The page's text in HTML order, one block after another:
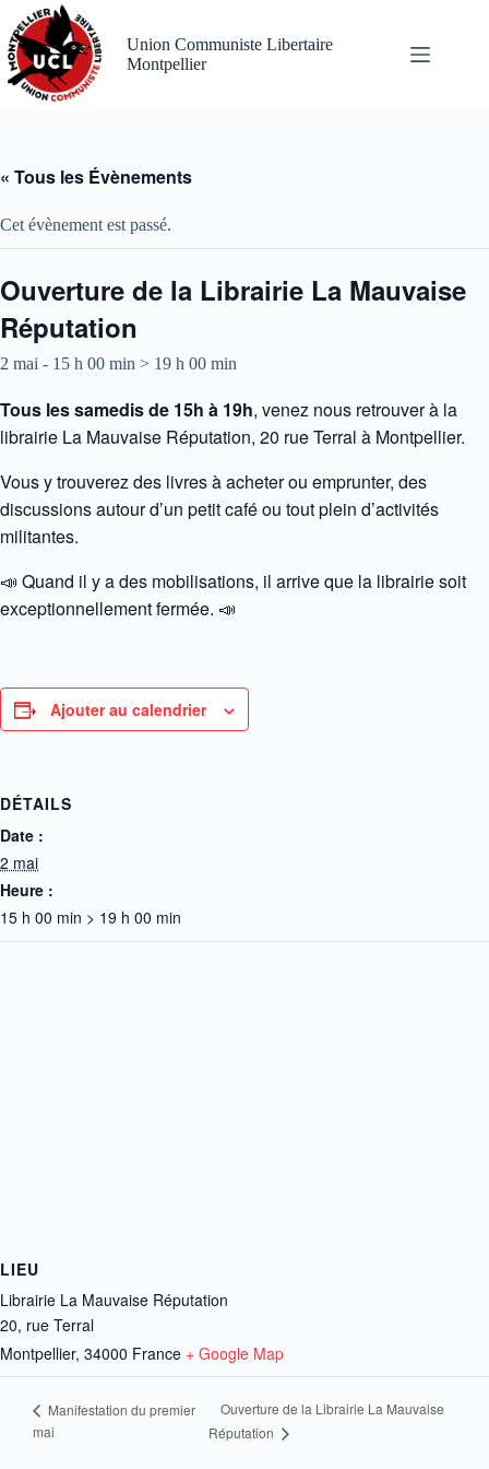
Passer
au
contenu
Union Communiste Libertaire
Montpellier
« Tous les Évènements
Cet évènement est passé.
Ouverture de la Librairie La Mauvaise
Réputation
2 mai - 15 h 00 min > 19 h 00 min
Tous les samedis de 15h à 19h, venez nous retrouver à la
librairie La Mauvaise Réputation, 20 rue Terral à Montpellier.
Vous y trouverez des livres à acheter ou emprunter, des
discussions autour d’un petit café ou tout plein d’activités
militantes.
📣 Quand il y a des mobilisations, il arrive que la librairie soit
exceptionnellement fermée. 📣
Ajouter au calendrier
DÉTAILS
Date :
2 mai
Heure :
15 h 00 min > 19 h 00 min
LIEU
Librairie La Mauvaise Réputation
20, rue Terral
Montpellier, 34000 France + Google Map
Manifestation du premier
mai
Ouverture de la Librairie La Mauvaise
Réputation